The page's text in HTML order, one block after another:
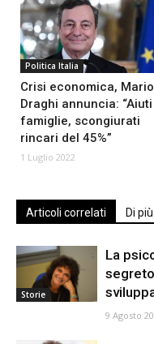
Politica Italia
Crisi economica, Mario
Draghi annuncia: “Aiuti
famiglie, scongiurati
rincari del 45%”
1 Luglio 2022
Articoli correlati Di
Storie
La
9 Agosto